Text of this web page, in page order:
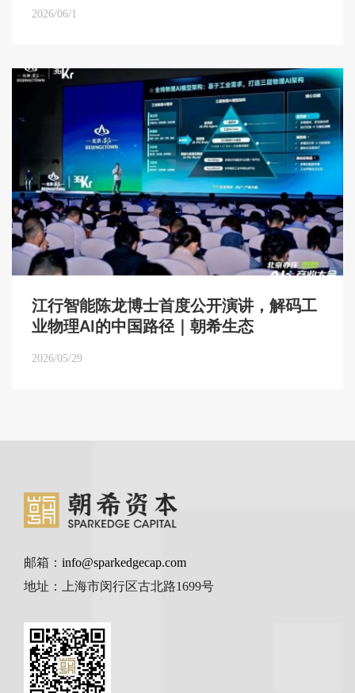
2026/06/1
江行智能陈龙博士首度公开演讲，解码工
业物理AI的中国路径｜朝希生态
2026/05/29
邮箱： info@sparkedgecap.com
地址：上海市闵行区古北路1699号